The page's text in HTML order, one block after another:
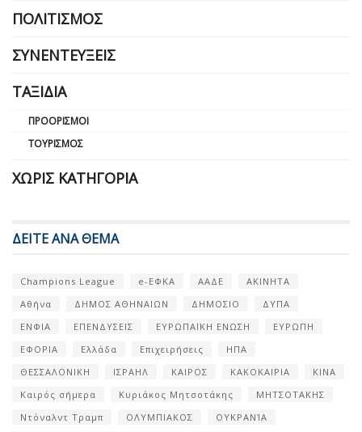
ΠΟΛΙΤΙΣΜΌΣ
ΣΥΝΕΝΤΕΎΞΕΙΣ
ΤΑΞΊΔΙΑ
ΠΡΟΟΡΙΣΜΟΊ
ΤΟΥΡΙΣΜΌΣ
ΧΩΡΊΣ ΚΑΤΗΓΟΡΊΑ
ΔΕΙΤΕ ΑΝΑ ΘΕΜΑ
Champions League e-ΕΦΚΑ ΑΑΔΕ
ΑΚΙΝΗΤΑ
Αθήνα
ΔΗΜΟΣ ΑΘΗΝΑΙΩΝ ΔΗΜΟΣΙΟ
ΔΥΠΑ
ΕΝΦΙΑ
ΕΠΕΝΔΥΣΕΙΣ ΕΥΡΩΠΑΪΚΗ ΕΝΩΣΗ
ΕΥΡΩΠΗ
ΕΦΟΡΙΑ
Ελλάδα Επιχειρήσεις
ΗΠΑ
ΘΕΣΣΑΛΟΝΙΚΗ
ΙΣΡΑΗΛ ΚΑΙΡΟΣ ΚΑΚΟΚΑΙΡΙΑ
ΚΙΝΑ
Καιρός σήμερα
Κυριάκος Μητσοτάκης
ΜΗΤΣΟΤΑΚΗΣ
Ντόναλντ Τραμπ
ΟΛΥΜΠΙΑΚΟΣ
ΟΥΚΡΑΝΊΑ